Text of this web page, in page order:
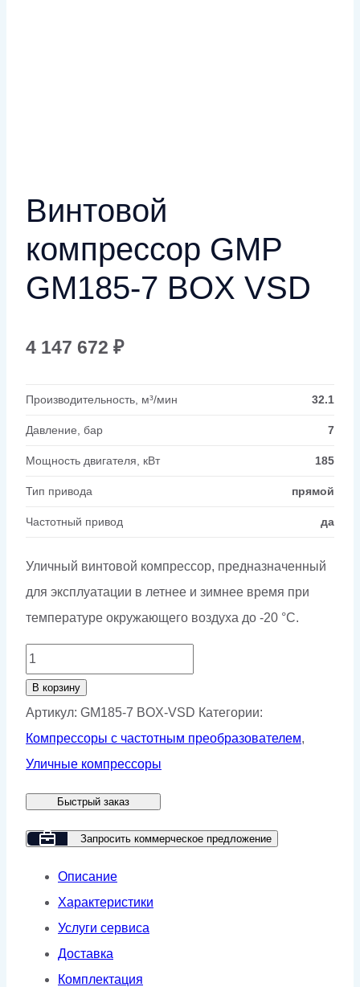
Винтовой
компрессор GMP
GM185-7 BOX VSD
4 147 672 ₽
Производительность, м³/мин 32.1
Давление, бар 7
Мощность двигателя, кВт 185
Тип привода прямой
Частотный привод да
Уличный винтовой компрессор, предназначенный
для эксплуатации в летнее и зимнее время при
температуре окружающего воздуха до -20 °С.
Количество
товара
Винтовой
компрессор
GMP
7
BOX
В корзину
Артикул: GM185-7 BOX-VSD Категории:
Компрессоры с частотным преобразователем,
Уличные компрессоры
Быстрый заказ
Запросить коммерческое предложение
Описание
Характеристики
Услуги сервиса
Доставка
Комплектация